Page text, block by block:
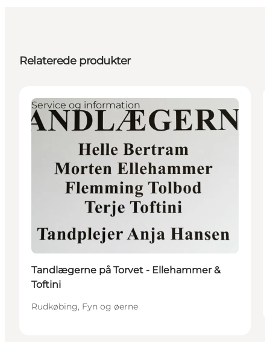
Relaterede produkter
Service og information
Tandlægerne på Torvet - Ellehammer &
Toftini
Rudkøbing, Fyn og øerne